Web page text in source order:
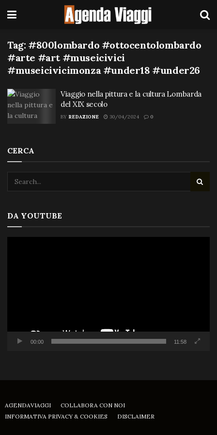
Tag: #800lombardo #ottocentolombardo
#arte #art #museicivici
#museicivicimonza #under18 #under26
Viaggio nella pittura e la cultura Lombarda
del XIX secolo
BY REDAZIONE 30/04/2024 0
CERCA
DA YOUTUBE
00:00 11:58
AGENDAVIAGGI
COLLABORA CON NOI
INFORMATIVA PRIVACY & COOKIES
DISCLAIMER